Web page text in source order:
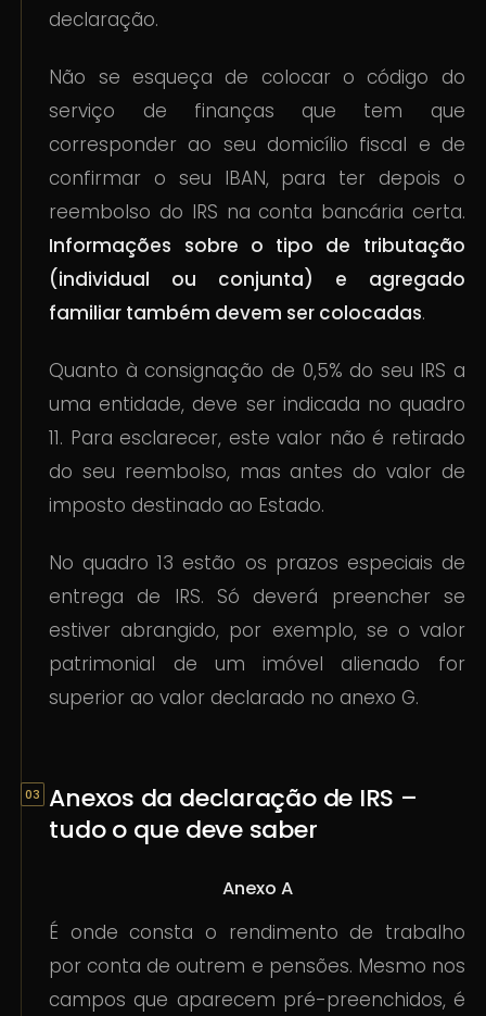
declaração.
Não se esqueça de colocar o código do
serviço de finanças que tem que
corresponder ao seu domicílio fiscal e de
confirmar o seu IBAN, para ter depois o
reembolso do IRS na conta bancária certa.
Informações sobre o tipo de tributação
(individual ou conjunta) e agregado
familiar também devem ser colocadas.
Quanto à consignação de 0,5% do seu IRS a
uma entidade, deve ser indicada no quadro
11. Para esclarecer, este valor não é retirado
do seu reembolso, mas antes do valor de
imposto destinado ao Estado.
No quadro 13 estão os prazos especiais de
entrega de IRS. Só deverá preencher se
estiver abrangido, por exemplo, se o valor
patrimonial de um imóvel alienado for
superior ao valor declarado no anexo G.
Anexos da declaração de IRS –
tudo o que deve saber
Anexo A
É onde consta o rendimento de trabalho
por conta de outrem e pensões. Mesmo nos
campos que aparecem pré-preenchidos, é